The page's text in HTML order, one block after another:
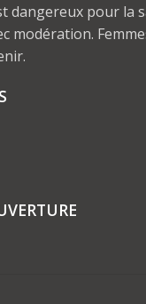
dangereux pour la
modération.